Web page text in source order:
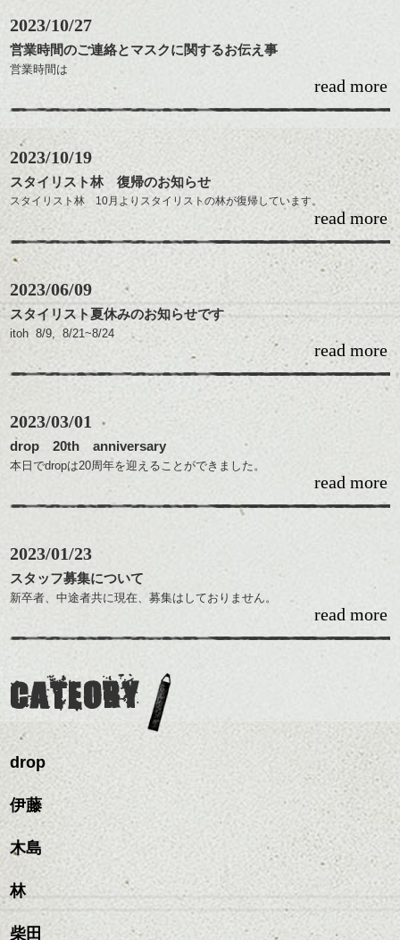
（８００ｍｌ）７７００円→８
４７０円
に価格改定になりますので、ご注意下さい。
それではご来店お待ちしております。
dropスタッフ一同より
・カット
代表 伊藤 ￥8,800
クリエイティブディレクター 木島 ￥8,000
スタイリスト 林 ￥7,500
トップスタイリスト 舘洞 ￥7,500
カラー、パーマにつきましても、材料費の高騰により￥２００～５００
ほど値上げさせて頂きます。髪の長さや、施術の仕方によりますので、
詳しくは担当者にご確認ください。
・ヘッドスパ
ショートスパ ￥5,800
炭酸スパ ￥8,000
ジョジアンヌロール ￥12,700
今後も、新しい薬剤やドライヤー、アイロン、シャワーヘッド、スチー
マーなどの機器をアップグレードしながら、可愛い、かっこいい、そし
てお客様が再現しやすいスタイルを追求してまいりますので、何卒宜し
くお願い致します。
2023/10/27
営業時間のご連絡とマスクに関するお伝え事
営業時間は
日・祝/10:00~19:30
になっております。
なお、お客様のマスクの着用は任意でお願いしております。
着用の場合、施術により汚れてしまう可能性がございますので替えのマ
スクを
ご用意頂くようお願い致します。
read more
2023/10/19
スタイリスト林 復帰のお知らせ
スタイリスト林 10月よりスタイリストの林が復帰しています。
(月)(水)(木) 11:00〜16:00
(金) 12:00〜16:00
(土) 10:00〜16:00
定休日、日曜祝日はお休みを頂いております。
よろしくお願いします。
read more
2023/06/09
スタイリスト夏休みのお知らせです
itoh 8/9, 8/21~8/24
mizuno 8/7, 8/21~8/24
以上の日程でスタイリストごとにお休みをいただきます。
宜しくお願い致します。
read more
2023/03/01
drop 20th anniversary
本日でdropは20周年を迎えることができました。
これもいつもdropと関わってくださる皆様のおかげです。
read more
2023/01/23
スタッフ募集について
新卒者、中途者共に現在、募集はしておりません。
read more
CATEORY
drop
伊藤
木島
林
柴田